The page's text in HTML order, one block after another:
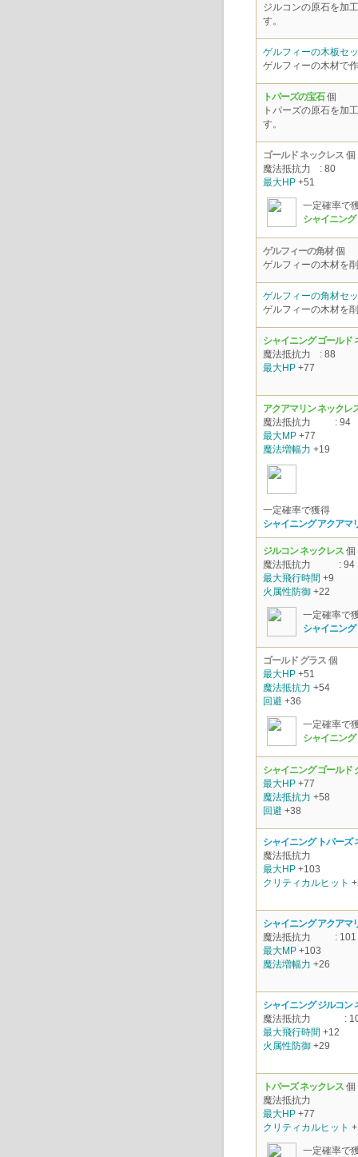
ジルコンの原石を加
す。
ゲルフィーの木板セ
ゲルフィーの木材で
トパーズの宝石個
トパーズの原石を加
す。
ゴールド ネックレス 個
魔法抵抗力
: 80
最大HP +51
一定確率で
シャイニン
ゲルフィーの角材個
ゲルフィーの木材を
ゲルフィーの角材セ
ゲルフィーの木材を
シャイニング ゴールド
魔法抵抗力
: 88
最大HP +77
アクアマリン ネックレ
魔法抵抗力
: 94
最大MP +77
魔法増幅力 +19
一定確率で獲得
シャイニング アクアマ
ジルコン ネックレス 個
魔法抵抗力
: 94
最大飛行時間 +9
火属性防御 +22
一定確率で
シャイニン
ゴールド グラス 個
最大HP +51
魔法抵抗力 +54
回避 +36
一定確率で
シャイニン
シャイニング ゴールド
最大HP +77
魔法抵抗力 +58
回避 +38
シャイニング トパーズ
魔法抵抗力
最大HP +103
クリティカルヒット
シャイニング アクアマ
魔法抵抗力
: 101
最大MP +103
魔法増幅力 +26
シャイニング ジルコン
魔法抵抗力
:
最大飛行時間 +12
火属性防御 +29
トパーズ ネックレス 個
魔法抵抗力
最大HP +77
クリティカルヒット
一定確率で